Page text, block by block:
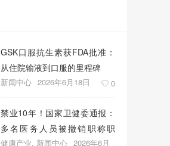
GSK口服抗生素获FDA批准：
从住院输液到口服的里程碑
新闻中心 2026年6月18日 0
禁业10年！国家卫健委通报：
多名医务人员被撤销职称职
务、取消晋升资格
健康产业, 新闻中心 2026年6月